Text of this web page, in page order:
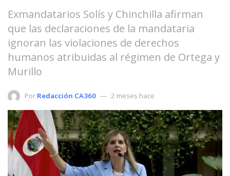
Exmandatarios Solís y Chinchilla afirman
que las declaraciones de la mandataria
ignoran las violaciones de derechos
humanos atribuidas al régimen de Ortega y
Murillo
Por Redacción CA360 2 meses hace